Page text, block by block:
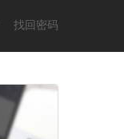
找回密码